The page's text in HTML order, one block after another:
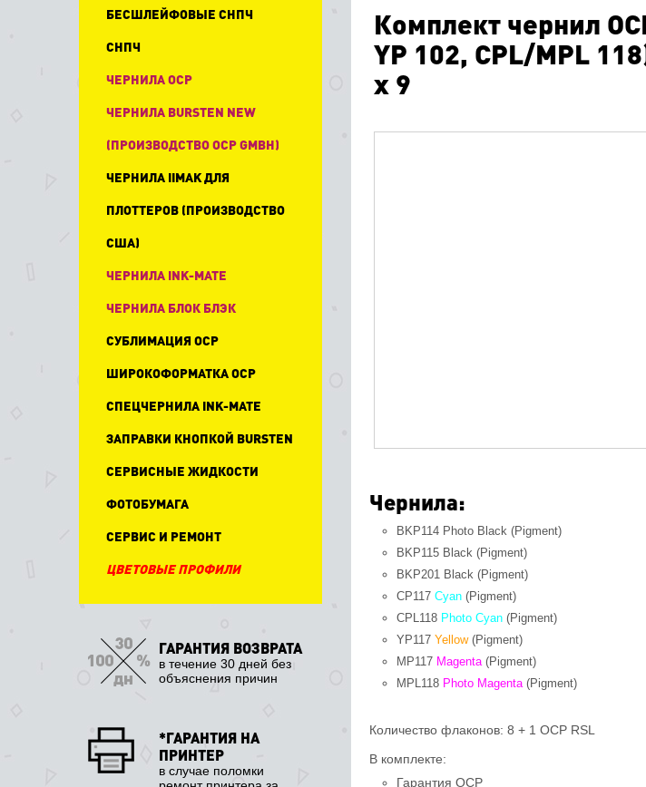
Комплект чернил
YP 102, CPL/MPL
х 9
Чернила:
BKP114 Photo Black (Pigment)
BKP115 Black (Pigment)
BKP201 Black (Pigment)
CP117 Cyan (Pigment)
CPL118 Photo Cyan (Pigment)
YP117 Yellow (Pigment)
MP117 Magenta (Pigment)
MPL118 Photo Magenta (Pigment)
Количество флаконов: 8 + 1 OCP RSL
В комплекте:
Гарантия OCP
БЕСШЛЕЙФОВЫЕ СНПЧ
СНПЧ
ЧЕРНИЛА OCP
ЧЕРНИЛА BURSTEN NEW
(ПРОИЗВОДСТВО OCP GMBH)
ЧЕРНИЛА IIMAK ДЛЯ
ПЛОТТЕРОВ (ПРОИЗВОДСТВО
США)
ЧЕРНИЛА INK-MATE
ЧЕРНИЛА БЛОК БЛЭК
СУБЛИМАЦИЯ OCP
ШИРОКОФОРМАТКА OCP
СПЕЦЧЕРНИЛА INK-MATE
ЗАПРАВКИ КНОПКОЙ BURSTEN
СЕРВИСНЫЕ ЖИДКОСТИ
ФОТОБУМАГА
СЕРВИС И РЕМОНТ
ЦВЕТОВЫЕ ПРОФИЛИ
ГАРАНТИЯ ВОЗВРАТА
в течение 30 дней без
объяснения причин
*ГАРАНТИЯ НА
ПРИНТЕР
в случае поломки